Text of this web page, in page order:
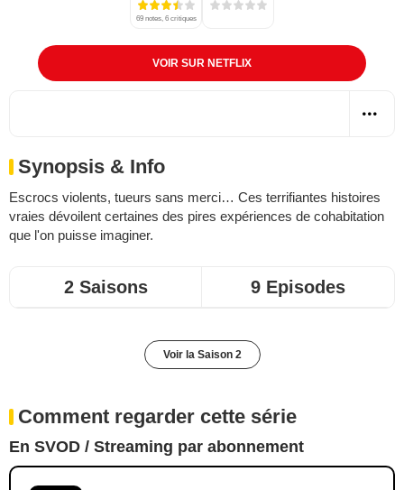
69 notes, 6 critiques
VOIR SUR NETFLIX
Synopsis & Info
Escrocs violents, tueurs sans merci… Ces terrifiantes histoires
vraies dévoilent certaines des pires expériences de cohabitation
que l'on puisse imaginer.
2 Saisons 9 Episodes
Voir la Saison 2
Comment regarder cette série
En SVOD / Streaming par abonnement